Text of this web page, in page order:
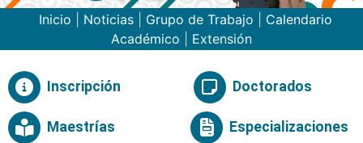
Inicio Noticias Grupo de Trabajo
Calendario
Académico
Extensión
Inscripción Doctorados
Maestrías Especializaciones